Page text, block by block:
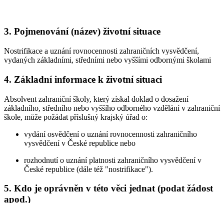
3. Pojmenování (název) životní situace
Nostrifikace a uznání rovnocennosti zahraničních vysvědčení,
vydaných základními, středními nebo vyššími odbornými školami
4. Základní informace k životní situaci
Absolvent zahraniční školy, který získal doklad o dosažení
základního, středního nebo vyššího odborného vzdělání v zahraniční
škole, může požádat příslušný krajský úřad o:
vydání osvědčení o uznání rovnocennosti zahraničního
vysvědčení v České republice nebo
rozhodnutí o uznání platnosti zahraničního vysvědčení v
České republice (dále též "nostrifikace").
5. Kdo je oprávněn v této věci jednat (podat žádost
apod.)